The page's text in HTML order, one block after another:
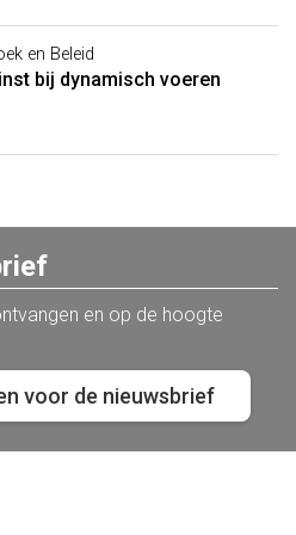
en Beleid
bij dynamisch voeren
en op de hoogte
voor de nieuwsbrief